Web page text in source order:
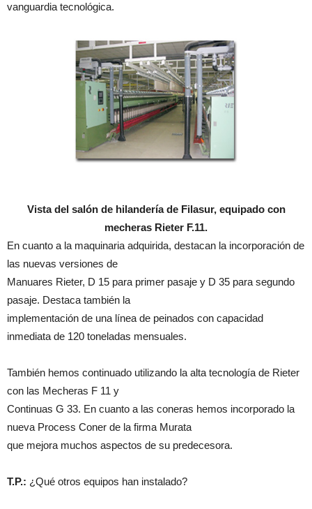
vanguardia tecnológica.
Vista del salón de hilandería de Filasur, equipado con
mecheras Rieter F.11.
En cuanto a la maquinaria adquirida, destacan la incorporación de
las nuevas versiones de
Manuares Rieter, D 15 para primer pasaje y D 35 para segundo
pasaje. Destaca también la
implementación de una línea de peinados con capacidad
inmediata de 120 toneladas mensuales.
También hemos continuado utilizando la alta tecnología de Rieter
con las Mecheras F 11 y
Continuas G 33. En cuanto a las coneras hemos incorporado la
nueva Process Coner de la firma Murata
que mejora muchos aspectos de su predecesora.
T.P.: ¿Qué otros equipos han instalado?